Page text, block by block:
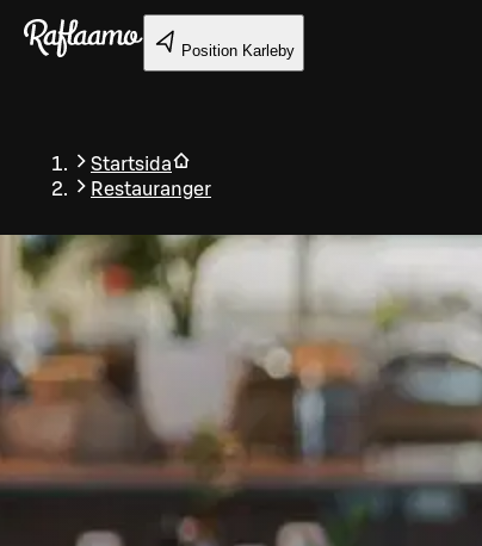
Gå till huvudinnehållet
Position Karleby
Startsida
Restauranger